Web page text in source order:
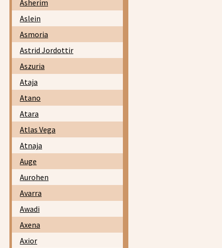
Asherim
Aslein
Asmoria
Astrid Jordottir
Aszuria
Ataja
Atano
Atara
Atlas Vega
Atnaja
Auge
Aurohen
Avarra
Awadi
Axena
Axior